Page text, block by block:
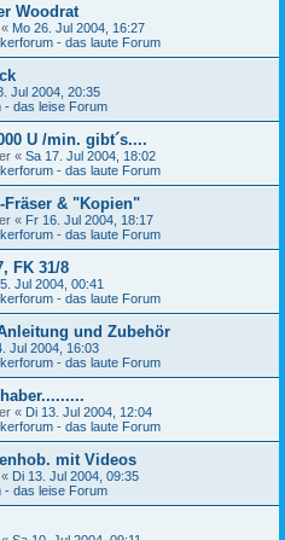
Woodrat
« Mo 26. Jul 2004, 16:27
- das laute Forum
Jul 2004, 20:35
- das leise Forum
U /min. gibt´s....
« Sa 17. Jul 2004, 18:02
- das laute Forum
& "Kopien"
« Fr 16. Jul 2004, 18:17
- das laute Forum
FK 31/8
Jul 2004, 00:41
- das laute Forum
und Zubehör
Jul 2004, 16:03
- das laute Forum
« Di 13. Jul 2004, 12:04
- das laute Forum
mit Videos
« Di 13. Jul 2004, 09:35
- das leise Forum